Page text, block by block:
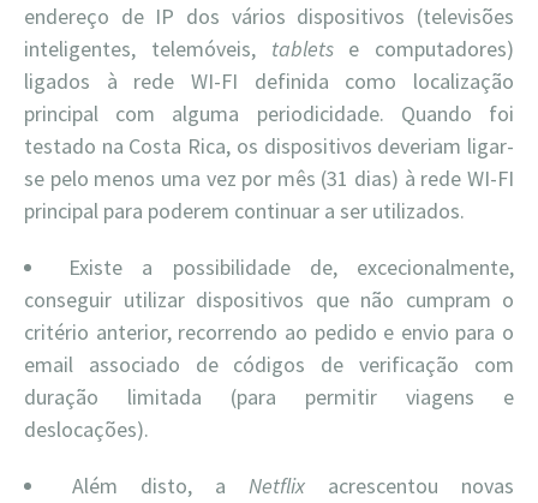
endereço de IP dos vários dispositivos (televisões
inteligentes, telemóveis, tablets e computadores)
ligados à rede WI-FI definida como localização
principal com alguma periodicidade. Quando foi
testado na Costa Rica, os dispositivos deveriam ligar-
se pelo menos uma vez por mês (31 dias) à rede WI-FI
principal para poderem continuar a ser utilizados.
Existe a possibilidade de, excecionalmente,
conseguir utilizar dispositivos que não cumpram o
critério anterior, recorrendo ao pedido e envio para o
email associado de códigos de verificação com
duração limitada (para permitir viagens e
deslocações).
Além disto, a Netflix acrescentou novas